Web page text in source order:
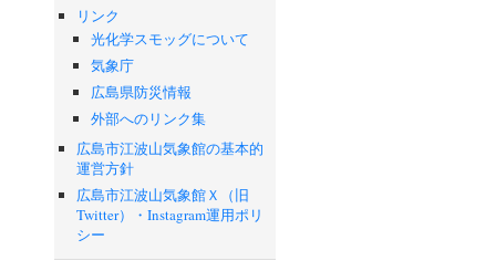
リンク
光化学スモッグについて
気象庁
広島県防災情報
外部へのリンク集
広島市江波山気象館の基本的
運営方針
広島市江波山気象館Ｘ（旧
Twitter）・Instagram運用ポリ
シー